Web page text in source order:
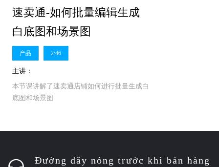
速卖通-如何批量编辑生成
白底图和场景图
产品 2:46
主讲：
本节课讲解了速卖通店铺如何进行批量生成白
底图和场景图
Đường dây nóng trước khi bán hàng